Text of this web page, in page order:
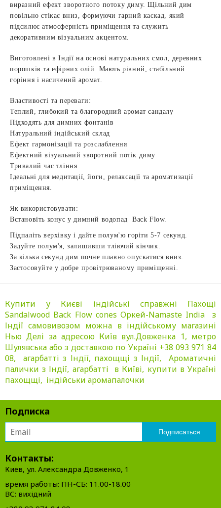
виразний ефект зворотного потоку диму. Щільний дим
повільно стікає вниз, формуючи гарний каскад, який
підсилює атмосферність приміщення та служить
декоративним візуальним акцентом.
Виготовлені в Індії на основі натуральних смол, деревних
порошків та ефірних олій. Мають рівний, стабільний
горіння і насичений аромат.
Властивості та переваги:
Теплий, глибокий та благородний аромат сандалу
Підходять для димних фонтанів
Натуральний індійський склад
Ефект гармонізації та розслаблення
Ефектний візуальний зворотний потік диму
Тривалий час тління
Ідеальні для медитації, йоги, релаксації та ароматизації
приміщення.
Як використовувати:
Встановіть конус у димний водопад
Back Flow.
Підпаліть верхівку і дайте полум'ю горіти 5-7 секунд.
Задуйте полум'я, залишивши тліючий кінчик.
За кілька секунд дим почне плавно опускатися вниз.
Застосовуйте у добре провітрюваному приміщенні.
Купити у Києві індійські справжні Пахощі
Sandalwood Back Flow cones Оркей-Namaste India з
Індії самовивозом можна в індійському магазині
Нью Делі за адресою Київ вул.Довженка 1, метро
Шулявська або з доставкою по Україні +38 093 971 84
08, агарбатті з Індії, пахощщі з Індії, Ароматичні
палички з Індії, агарбатті в Київі, купити в Україні
пахощщі, індійськи аромапалочки
Подписка
Контакты:
Киев, ул. Александра Довженко, 1
время работы: ПН-СБ: 11.00-18.00
ВС: вихідний